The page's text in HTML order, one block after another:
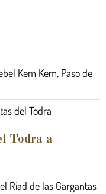
Kem Kem, Paso de
del Todra
Todra a
Riad de las Gargantas